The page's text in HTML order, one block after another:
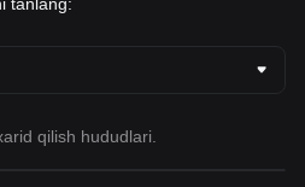
tanlang:
qilish hududlari.